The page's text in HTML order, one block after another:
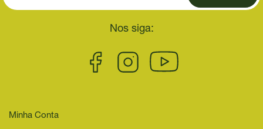
Nos siga:
Minha Conta